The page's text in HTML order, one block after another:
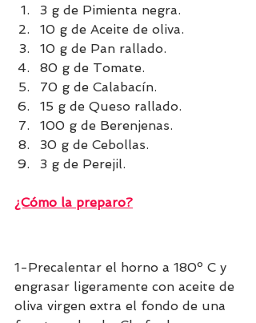
3 g de Pimienta negra.
10 g de Aceite de oliva.
10 g de Pan rallado.
80 g de Tomate.
70 g de Calabacín.
15 g de Queso rallado.
100 g de Berenjenas.
30 g de Cebollas.
3 g de Perejil.
¿Cómo la preparo?
1-Precalentar el horno a 180º C y
engrasar ligeramente con aceite de
oliva virgen extra el fondo de una